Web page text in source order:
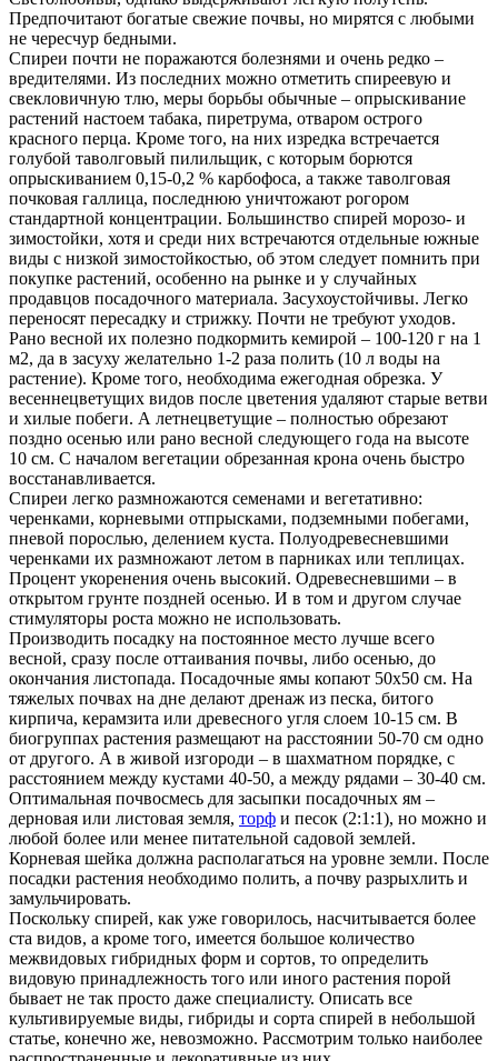
Предпочитают богатые свежие почвы, но мирятся с любыми
не чересчур бедными.
Спиреи почти не поражаются болезнями и очень редко –
вредителями. Из последних можно отметить спиреевую и
свекловичную тлю, меры борьбы обычные – опрыскивание
растений настоем табака, пиретрума, отваром острого
красного перца. Кроме того, на них изредка встречается
голубой таволговый пилильщик, с которым борются
опрыскиванием 0,15-0,2 % карбофоса, а также таволговая
почковая галлица, последнюю уничтожают рогором
стандартной концентрации. Большинство спирей морозо- и
зимостойки, хотя и среди них встречаются отдельные южные
виды с низкой зимостойкостью, об этом следует помнить при
покупке растений, особенно на рынке и у случайных
продавцов посадочного материала. Засухоустойчивы. Легко
переносят пересадку и стрижку. Почти не требуют уходов.
Рано весной их полезно подкормить кемирой – 100-120 г на 1
м2, да в засуху желательно 1-2 раза полить (10 л воды на
растение). Кроме того, необходима ежегодная обрезка. У
весеннецветущих видов после цветения удаляют старые ветви
и хилые побеги. А летнецветущие – полностью обрезают
поздно осенью или рано весной следующего года на высоте
10 см. С началом вегетации обрезанная крона очень быстро
восстанавливается.
Спиреи легко размножаются семенами и вегетативно:
черенками, корневыми отпрысками, подземными побегами,
пневой порослью, делением куста. Полуодревесневшими
черенками их размножают летом в парниках или теплицах.
Процент укоренения очень высокий. Одревесневшими – в
открытом грунте поздней осенью. И в том и другом случае
стимуляторы роста можно не использовать.
Производить посадку на постоянное место лучше всего
весной, сразу после оттаивания почвы, либо осенью, до
окончания листопада. Посадочные ямы копают 50х50 см. На
тяжелых почвах на дне делают дренаж из песка, битого
кирпича, керамзита или древесного угля слоем 10-15 см. В
биогруппах растения размещают на расстоянии 50-70 см одно
от другого. А в живой изгороди – в шахматном порядке, с
расстоянием между кустами 40-50, а между рядами – 30-40 см.
Оптимальная почвосмесь для засыпки посадочных ям –
дерновая или листовая земля, торф и песок (2:1:1), но можно и
любой более или менее питательной садовой землей.
Корневая шейка должна располагаться на уровне земли. После
посадки растения необходимо полить, а почву разрыхлить и
замульчировать.
Поскольку спирей, как уже говорилось, насчитывается более
ста видов, а кроме того, имеется большое количество
межвидовых гибридных форм и сортов, то определить
видовую принадлежность того или иного растения порой
бывает не так просто даже специалисту. Описать все
культивируемые виды, гибриды и сорта спирей в небольшой
статье, конечно же, невозможно. Рассмотрим только наиболее